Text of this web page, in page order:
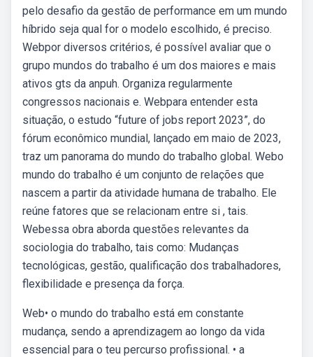
pelo desafio da gestão de performance em um mundo
híbrido seja qual for o modelo escolhido, é preciso.
Webpor diversos critérios, é possível avaliar que o
grupo mundos do trabalho é um dos maiores e mais
ativos gts da anpuh. Organiza regularmente
congressos nacionais e. Webpara entender esta
situação, o estudo “future of jobs report 2023”, do
fórum econômico mundial, lançado em maio de 2023,
traz um panorama do mundo do trabalho global. Webo
mundo do trabalho é um conjunto de relações que
nascem a partir da atividade humana de trabalho. Ele
reúne fatores que se relacionam entre si , tais.
Webessa obra aborda questões relevantes da
sociologia do trabalho, tais como: Mudanças
tecnológicas, gestão, qualificação dos trabalhadores,
flexibilidade e presença da força.
Web• o mundo do trabalho está em constante
mudança, sendo a aprendizagem ao longo da vida
essencial para o teu percurso profissional. • a